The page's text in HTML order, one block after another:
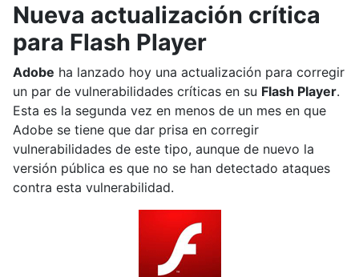
Nueva actualización crítica
para Flash Player
Adobe ha lanzado hoy una actualización para corregir
un par de vulnerabilidades críticas en su Flash Player.
Esta es la segunda vez en menos de un mes en que
Adobe se tiene que dar prisa en corregir
vulnerabilidades de este tipo, aunque de nuevo la
versión pública es que no se han detectado ataques
contra esta vulnerabilidad.